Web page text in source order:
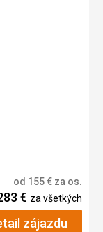
od 155€ za os.
€ za všetkých
zájazdu